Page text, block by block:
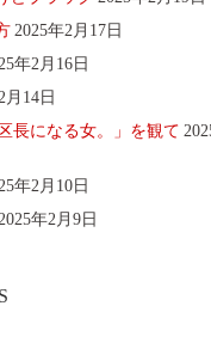
2025年2月17日
年2月16日
月14日
長になる女。」を観て
年2月10日
年2月9日